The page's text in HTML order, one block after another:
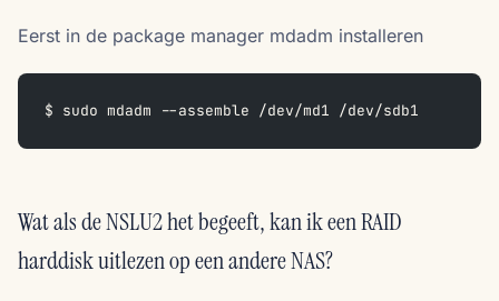
Eerst in de package manager mdadm installeren
$ sudo mdadm --assemble /dev/md1 /dev/sdb1
Wat als de NSLU2 het begeeft, kan ik een RAID
harddisk uitlezen op een andere NAS?